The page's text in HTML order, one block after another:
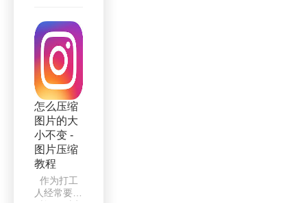
会限制发
送，所以，
我们一般都
不会直接发
送太大的文
件，一般都
会将其打包
压缩，然后
再发送，那
么图
动就是好几
m，像素
4k，我们
一般使用的
图片，也就
是500kb左
右的体积，
像素不超
1080p。对
于这种严重
“超重”的图
片，我们只
能通过压缩
来满足我们
的使用需求
怎么压缩
图片的大
小不变 -
图片压缩
教程
作为打工
人经常要长